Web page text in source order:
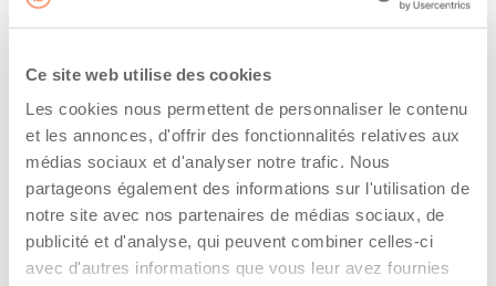
Ce site web utilise des cookies
Les cookies nous permettent de personnaliser le contenu
et les annonces, d'offrir des fonctionnalités relatives aux
médias sociaux et d'analyser notre trafic. Nous
partageons également des informations sur l'utilisation de
notre site avec nos partenaires de médias sociaux, de
publicité et d'analyse, qui peuvent combiner celles-ci
avec d'autres informations que vous leur avez fournies
Assurances et immatriculation
Possède ses propres assurances
Veux adhérer aux assurances de la flotte de
l’entreprise
The driver hold a driving licence from:
quebec